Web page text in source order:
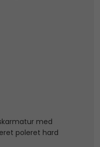
med
poleret hard